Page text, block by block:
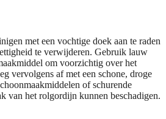
met een vochtige doek aan te raden
te verwijderen. Gebruik lauw
om voorzichtig over het
vervolgens af met een schone, droge
of schurende
van het rolgordijn kunnen beschadigen.